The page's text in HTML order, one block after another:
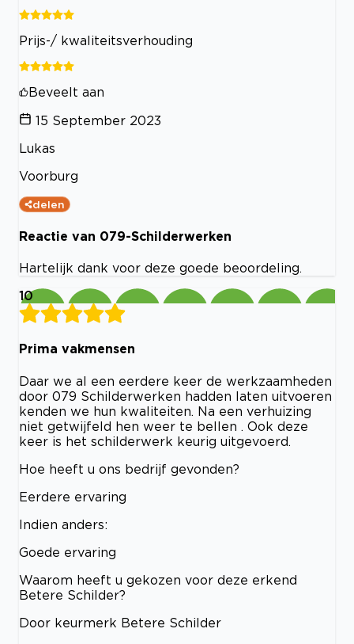
Prijs-/ kwaliteitsverhouding
Beveelt aan
15 September 2023
Lukas
Voorburg
delen
Reactie van 079-Schilderwerken
Hartelijk dank voor deze goede beoordeling.
10
Prima vakmensen
Daar we al een eerdere keer de werkzaamheden
door 079 Schilderwerken hadden laten uitvoeren
kenden we hun kwaliteiten. Na een verhuizing
niet getwijfeld hen weer te bellen . Ook deze
keer is het schilderwerk keurig uitgevoerd.
Hoe heeft u ons bedrijf gevonden?
Eerdere ervaring
Indien anders:
Goede ervaring
Waarom heeft u gekozen voor deze erkend
Betere Schilder?
Door keurmerk Betere Schilder